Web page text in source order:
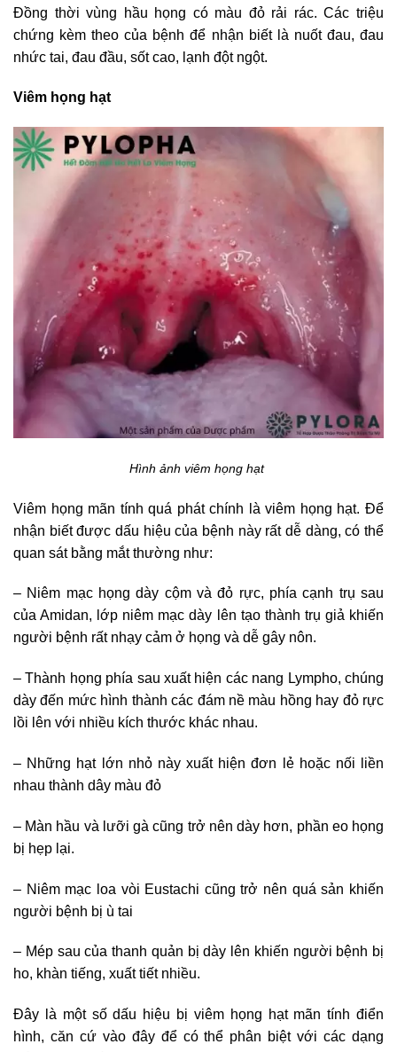
Đồng thời vùng hầu họng có màu đỏ rải rác. Các triệu
chứng kèm theo của bệnh để nhận biết là nuốt đau, đau
nhức tai, đau đầu, sốt cao, lạnh đột ngột.
Viêm họng hạt
Hình ảnh viêm họng hạt
Viêm họng mãn tính quá phát chính là viêm họng hạt. Để
nhận biết được dấu hiệu của bệnh này rất dễ dàng, có thể
quan sát bằng mắt thường như:
– Niêm mạc họng dày cộm và đỏ rực, phía cạnh trụ sau
của Amidan, lớp niêm mạc dày lên tạo thành trụ giả khiến
người bệnh rất nhạy cảm ở họng và dễ gây nôn.
– Thành họng phía sau xuất hiện các nang Lympho, chúng
dày đến mức hình thành các đám nề màu hồng hay đỏ rực
lồi lên với nhiều kích thước khác nhau.
– Những hạt lớn nhỏ này xuất hiện đơn lẻ hoặc nối liền
nhau thành dây màu đỏ
– Màn hầu và lưỡi gà cũng trở nên dày hơn, phần eo họng
bị hẹp lại.
– Niêm mạc loa vòi Eustachi cũng trở nên quá sản khiến
người bệnh bị ù tai
– Mép sau của thanh quản bị dày lên khiến người bệnh bị
ho, khàn tiếng, xuất tiết nhiều.
Đây là một số dấu hiệu bị viêm họng hạt mãn tính điển
hình, căn cứ vào đây để có thể phân biệt với các dạng